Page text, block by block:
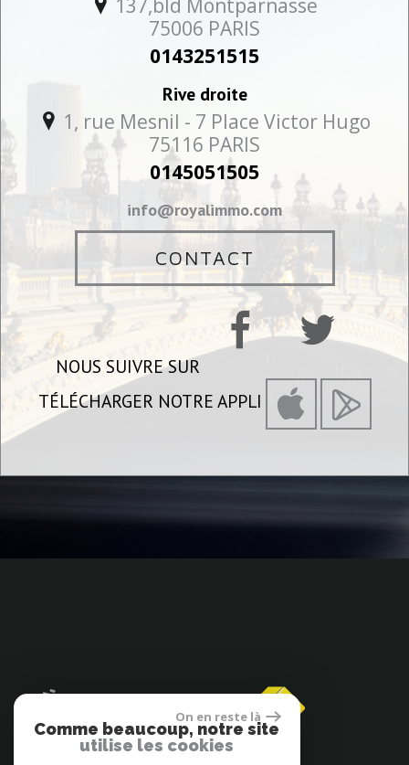
137,bld Montparnasse
75006 PARIS
0143251515
Rive droite
1, rue Mesnil - 7 Place Victor Hugo
75116 PARIS
0145051505
info@royalimmo.com
CONTACT
NOUS SUIVRE SUR
TÉLÉCHARGER NOTRE APPLI
On en reste là
Comme beaucoup, notre site
utilise les cookies